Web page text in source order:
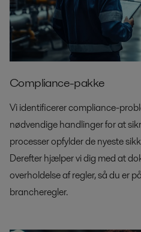
Compliance-pakke
Vi identificerer compliance-
nødvendige handlinger for at
processer opfylder de nyeste
Derefter hjælper vi dig med at
overholdelse af regler, så du er
brancheregler.